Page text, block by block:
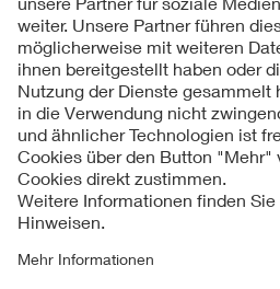
Kontakte
Service
Impressum
Datenschutzinformationen
Cookie Hinweise